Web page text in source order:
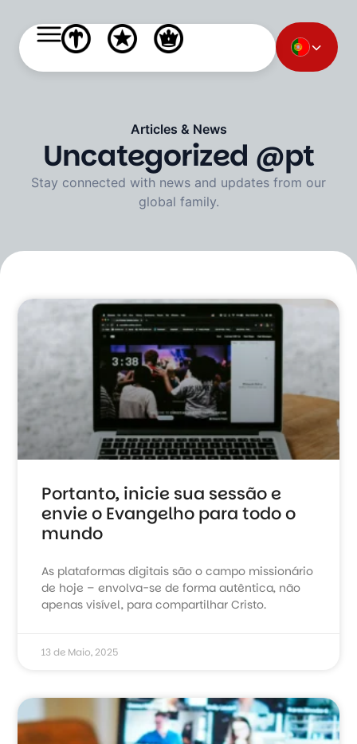
Articles & News
Uncategorized @pt
Stay connected with news and updates from our
global family.
Portanto, inicie sua sessão e
envie o Evangelho para todo o
mundo
As plataformas digitais são o campo missionário
de hoje – envolva-se de forma autêntica, não
apenas visível, para compartilhar Cristo.
13 de Maio, 2025